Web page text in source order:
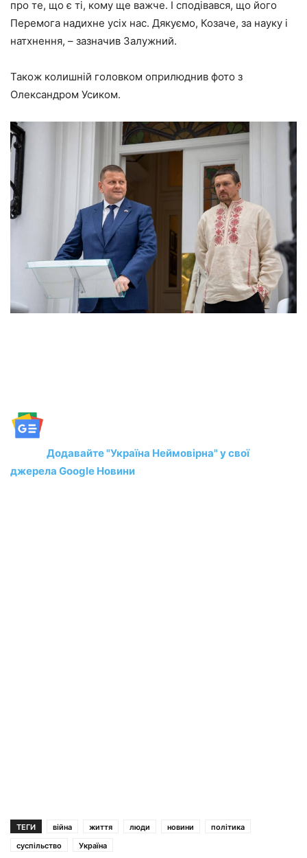
про те, що є ті, кому ще важче. І сподівався, що його
Перемога надихне усіх нас. Дякуємо, Козаче, за науку і
натхнення, – зазначив Залужний.
Також колишній головком оприлюднив фото з
Олександром Усиком.
Додавайте "Україна Неймовірна" у свої
джерела Google Новини
ТЕГИ війна життя люди новини
політика
суспільство
Україна